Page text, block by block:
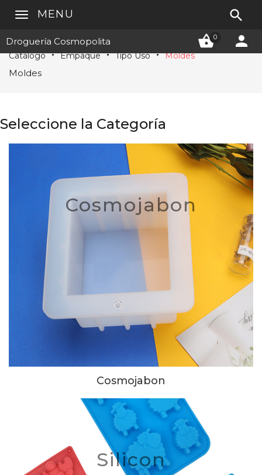
Droguería Cosmopolita 0 
MENU 
Catálogo Empaque Tipo Uso Moldes
Moldes
Seleccione la Categoría
Cosmojabon
Cosmojabon
Silicon